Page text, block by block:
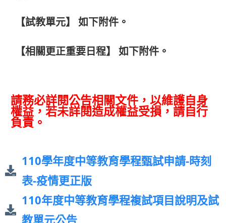
【試教單元】 如下附件。
【相關更正重要日程】 如下附件。
請務必詳閱公告相關文件，以維護自身
權益，若未詳閱造成權益受損，請自行
負責。
110學年度中等教育學程甄試申請-時刻
表-疫情更正版
110年度中等教育學程複試項目說明及試
教單元公告